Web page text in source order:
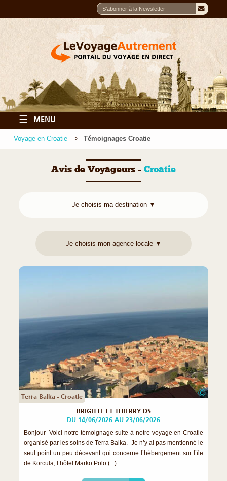
☰ MENU
Voyage en Croatie Témoignages Croatie
Avis de Voyageurs - Croatie
Terra Balka - Croatie ©
BRIGITTE ET THIERRY DS
DU 14/06/2026 AU 23/06/2026
Bonjour Voici notre témoignage suite à notre voyage en Croatie
organisé par les soins de Terra Balka. Je n’y ai pas mentionné le
seul point un peu décevant qui concerne l’hébergement sur l’île
de Korcula, l’hôtel Marko Polo (...)